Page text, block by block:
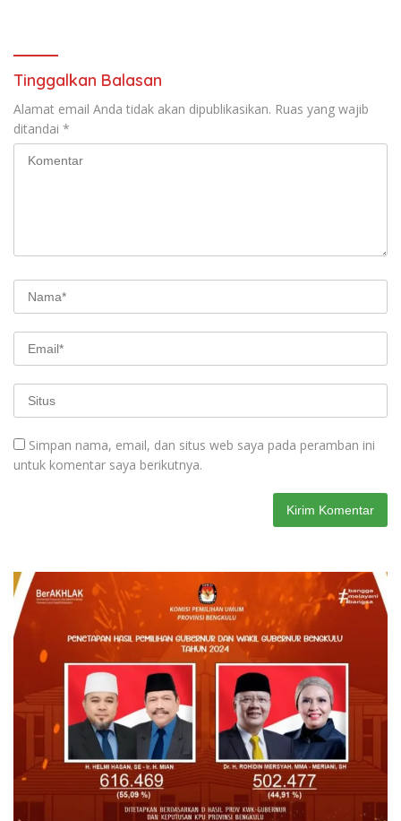
Tinggalkan Balasan
Alamat email Anda tidak akan dipublikasikan. Ruas yang wajib
ditandai *
Simpan nama, email, dan situs web saya pada peramban ini
untuk komentar saya berikutnya.